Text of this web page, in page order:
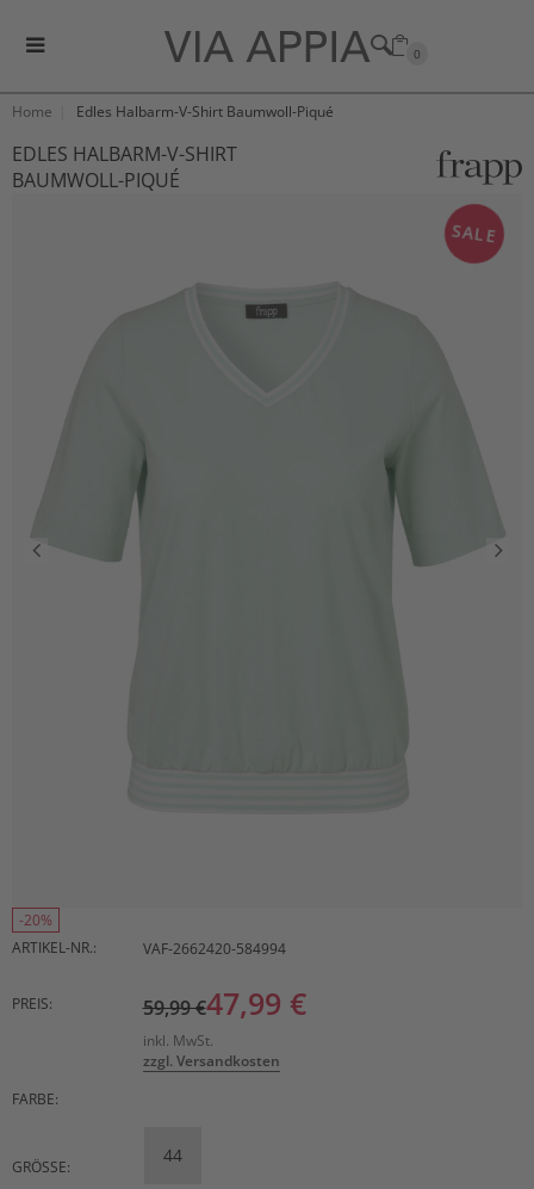
0
Home Edles Halbarm-V-Shirt Baumwoll-Piqué
EDLES HALBARM-V-SHIRT
BAUMWOLL-PIQUÉ
SALE
-20%
ARTIKEL-NR.:
VAF-2662420-584994
PREIS: 59,99 €47,99 €
inkl. MwSt.
zzgl. Versandkosten
FARBE:
GRÖSSE:
44